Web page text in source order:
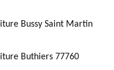
Bussy Saint Martin
Buthiers 77760